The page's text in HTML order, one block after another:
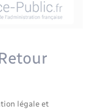
légale et